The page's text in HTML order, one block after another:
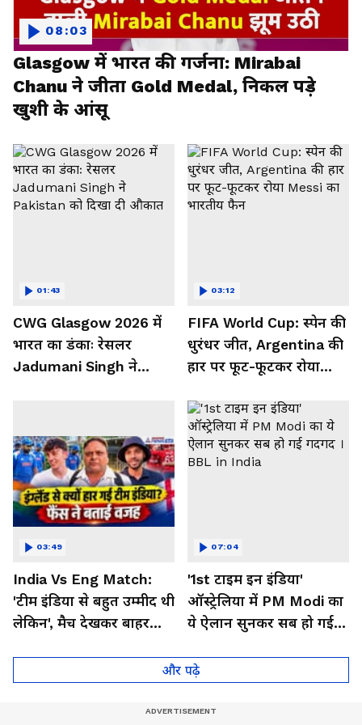
Glasgow में भारत की गर्जना: Mirabai
Chanu ने जीता Gold Medal, निकल पड़े
खुशी के आंसू
08:03
CWG Glasgow 2026 में
भारत का डंकाः रेसलर
Jadumani Singh ने
01:43
FIFA World Cup: स्पेन की
धुरंधर जीत, Argentina की
हार पर फूट-फूटकर रोया
03:12
India Vs Eng Match:
'टीम इंडिया से बहुत उम्मीद थी
लेकिन', मैच देखकर बाहर
03:49
'1st टाइम इन इंडिया'
ऑस्ट्रेलिया में PM Modi का
ये ऐलान सुनकर सब हो गई
07:04
और पढ़े